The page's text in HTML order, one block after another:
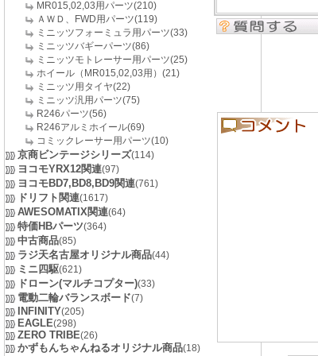
MR015,02,03用パーツ(210)
ＡＷＤ、FWD用パーツ(119)
ミニッツフォーミュラ用パーツ(33)
ミニッツバギーパーツ(86)
ミニッツモトレーサー用パーツ(25)
ホイール（MR015,02,03用）(21)
ミニッツ用タイヤ(22)
ミニッツ汎用パーツ(75)
R246パーツ(56)
R246アルミホイール(69)
コミックレーサー用パーツ(10)
京商ビンテージシリーズ(114)
ヨコモYRX12関連(97)
ヨコモBD7,BD8,BD9関連(761)
ドリフト関連(1617)
AWESOMATIX関連(64)
特価HBパーツ(364)
中古商品(85)
ラジ天名古屋オリジナル商品(44)
ミニ四駆(621)
ドローン(マルチコプター)(33)
電動二輪バランスボード(7)
INFINITY(205)
EAGLE(298)
ZERO TRIBE(26)
かずもんちゃんねるオリジナル商品(18)